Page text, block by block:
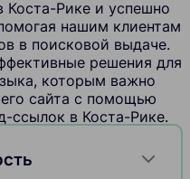
Коста-Рике и успешно
нашим клиентам
в поисковой выдаче.
решения для
которым важно
сайта с помощью
ссылок в Коста-Рике.